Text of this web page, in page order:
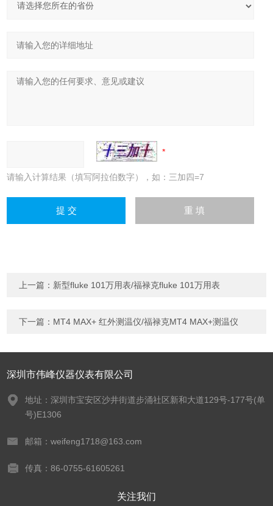
请输入计算结果（填写阿拉伯数字），如：三加四=7
上一篇： 新型fluke 101万用表/福禄克fluke 101万用表
下一篇： MT4 MAX+ 红外测温仪/福禄克MT4 MAX+测温仪
深圳市伟峰仪器仪表有限公司
地址：深圳市宝安区沙井街道步涌社区新和大道129号-177号(单
号)E1306
邮箱：weifeng1718@163.com
传真：86-0755-61605261
关注我们